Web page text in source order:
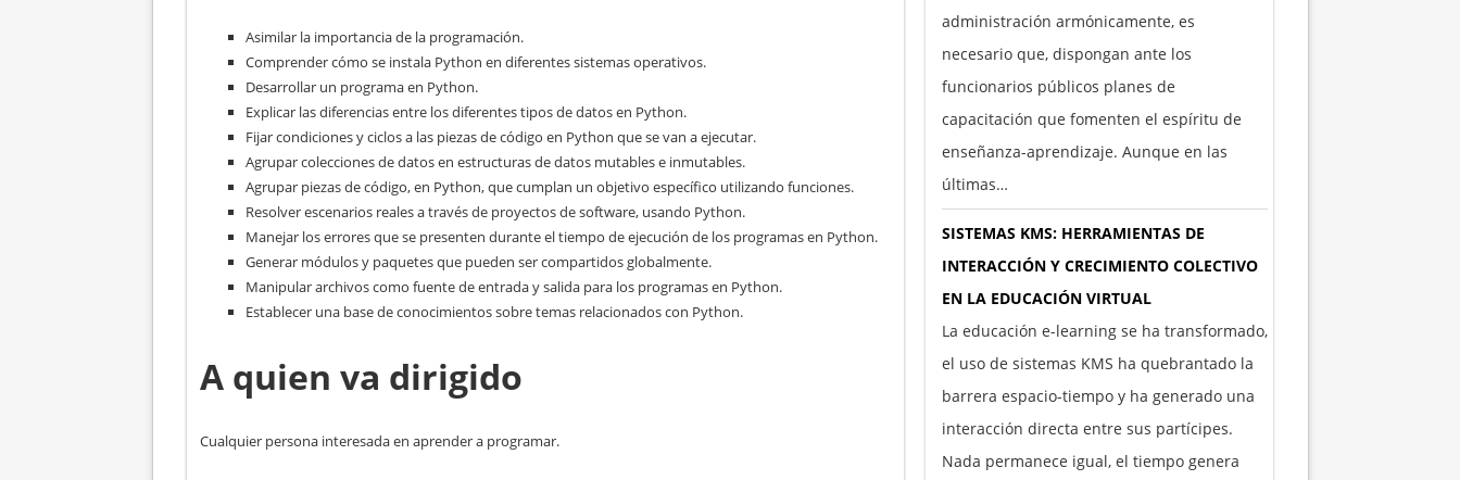
Asimilar la importancia de la programación.
Comprender cómo se instala Python en diferentes sistemas operativos.
Desarrollar un programa en Python.
Explicar las diferencias entre los diferentes tipos de datos en Python.
Fijar condiciones y ciclos a las piezas de código en Python que se van a ejecutar.
Agrupar colecciones de datos en estructuras de datos mutables e inmutables.
Agrupar piezas de código, en Python, que cumplan un objetivo específico utilizando funciones.
Resolver escenarios reales a través de proyectos de software, usando Python.
Manejar los errores que se presenten durante el tiempo de ejecución de los programas en Python.
Generar módulos y paquetes que pueden ser compartidos globalmente.
Manipular archivos como fuente de entrada y salida para los programas en Python.
Establecer una base de conocimientos sobre temas relacionados con Python.
A quien va dirigido
Cualquier persona interesada en aprender a programar.
administración armónicamente, es
necesario que, dispongan ante los
funcionarios públicos planes de
capacitación que fomenten el espíritu de
enseñanza-aprendizaje. Aunque en las
últimas…
SISTEMAS KMS: HERRAMIENTAS DE
INTERACCIÓN Y CRECIMIENTO COLECTIVO
EN LA EDUCACIÓN VIRTUAL
La educación e-learning se ha transformado,
el uso de sistemas KMS ha quebrantado la
barrera espacio-tiempo y ha generado una
interacción directa entre sus partícipes.
Nada permanece igual, el tiempo genera